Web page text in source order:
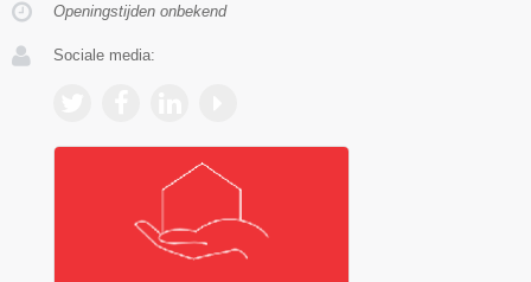
Openingstijden onbekend
Sociale media: